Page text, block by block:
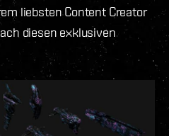
liebsten Content Creator
diesen exklusiven